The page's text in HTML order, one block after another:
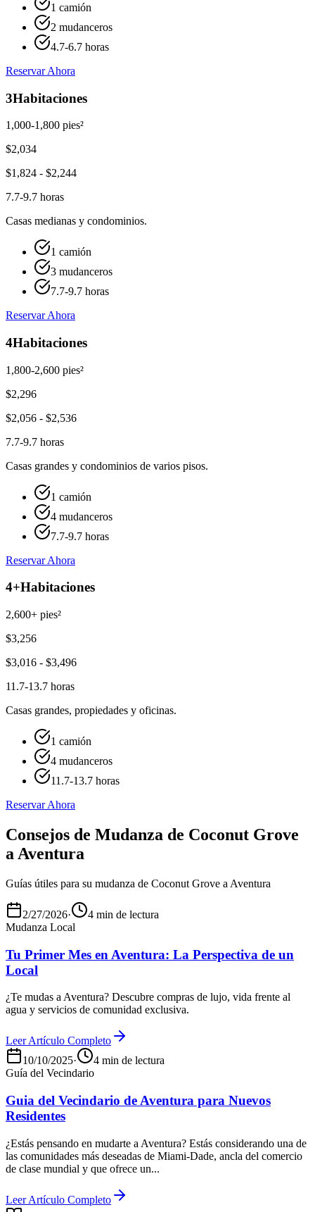
1 camión
2 mudanceros
4.7-6.7 horas
Reservar Ahora
3Habitaciones
1,000-1,800 pies²
$2,034
$1,824 - $2,244
7.7-9.7 horas
Casas medianas y condominios.
1 camión
3 mudanceros
7.7-9.7 horas
Reservar Ahora
4Habitaciones
1,800-2,600 pies²
$2,296
$2,056 - $2,536
7.7-9.7 horas
Casas grandes y condominios de varios pisos.
1 camión
4 mudanceros
7.7-9.7 horas
Reservar Ahora
4+Habitaciones
2,600+ pies²
$3,256
$3,016 - $3,496
11.7-13.7 horas
Casas grandes, propiedades y oficinas.
1 camión
4 mudanceros
11.7-13.7 horas
Reservar Ahora
Consejos de Mudanza de Coconut Grove
a Aventura
Guías útiles para su mudanza de Coconut Grove a Aventura
2/27/2026·
4 min de lectura
Mudanza Local
Tu Primer Mes en Aventura: La Perspectiva de un
Local
¿Te mudas a Aventura? Descubre compras de lujo, vida frente al
agua y servicios de comunidad exclusiva.
Leer Artículo Completo
10/10/2025·
4 min de lectura
Guía del Vecindario
Guia del Vecindario de Aventura para Nuevos
Residentes
¿Estás pensando en mudarte a Aventura? Estás considerando una de
las comunidades más deseadas de Miami-Dade, ancla del comercio
de clase mundial y que ofrece un...
Leer Artículo Completo